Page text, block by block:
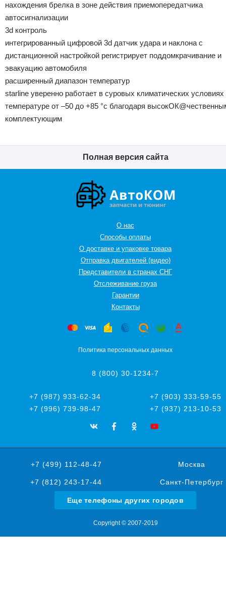
нахождения брелка в зоне действия приемопередатчика
автосигнализации
3d контроль
интегрированный цифровой 3d датчик удара и наклона с
дистанционной настройкой регистрирует поддомкрачивание и
эвакуацию автомобиля
расширенный диапазон температур
starline уверенно работает в суровых климатических условиях
температуре от –50 до +85 °с благодаря
комплектующим
Полная версия сайта
О нас
Способы оплаты
О доставке и упаковке товара
Отправка двигателей (видео)
Представители в странах СНГ
Oтслеживание груза
Гарантии
Контакты
Политика персональных данных
8 (800) 30-1234-7
+7 (987) 933-62-34
+7 (903) 333-59-55
+7 (996) 739-98-47
+7 (937) 213-10-53
+7 (499) 112-48-47 Москва
+7 (812) 243-17-44 Санкт-Петербург
Еще телефоны других городов
Copyright © 2007-2019